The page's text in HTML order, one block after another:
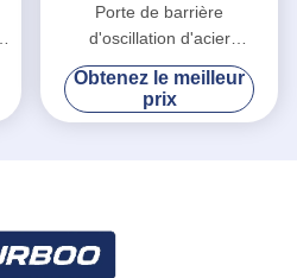
Porte de barrière
d'oscillation d'acier
inoxydable de transport en
commun, tourniquet vertical
de trépied
Obtenez le meilleur
prix